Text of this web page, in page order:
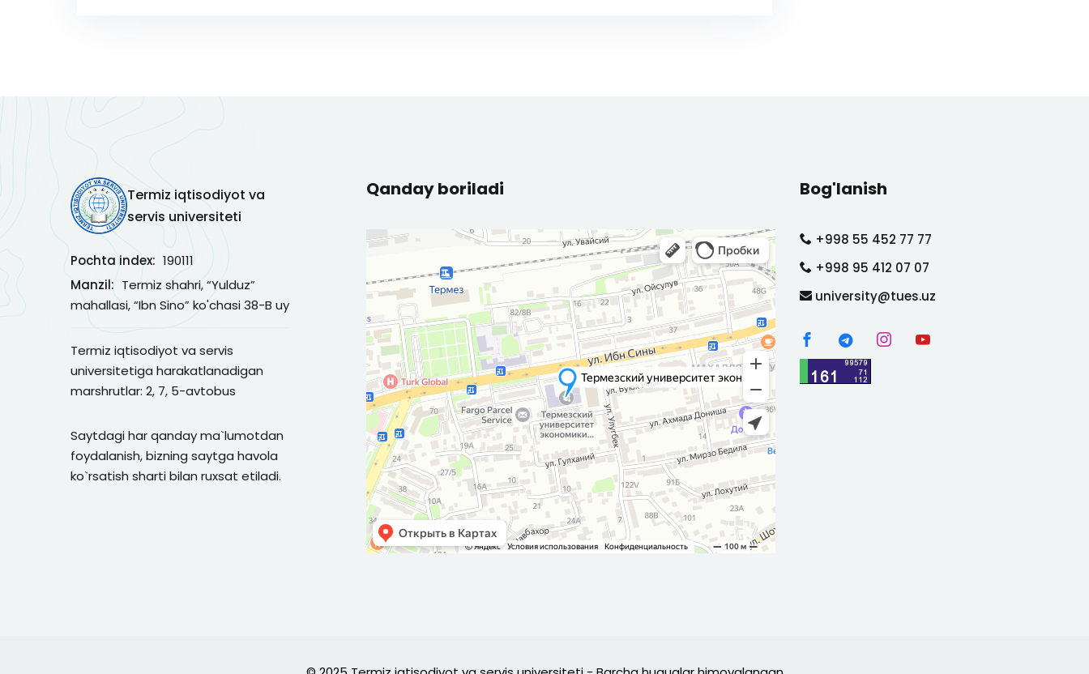
Termiz iqtisodiyot va
servis universiteti
Pochta index: 190111
Manzil: Termiz shahri, “Yulduz”
mahallasi, “Ibn Sino” ko'chasi 38-B uy
Termiz iqtisodiyot va servis
universitetiga harakatlanadigan
marshrutlar: 2, 7, 5-avtobus
Saytdagi har qanday ma`lumotdan
foydalanish, bizning saytga havola
ko`rsatish sharti bilan ruxsat etiladi.
Qanday boriladi Bog'lanish
+998 55 452 77 77
+998 95 412 07 07
university@tues.uz